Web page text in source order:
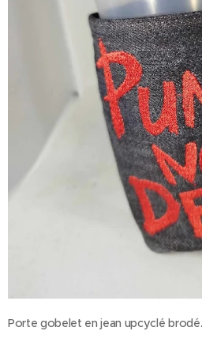
Porte gobelet en jean upcyclé brodé.